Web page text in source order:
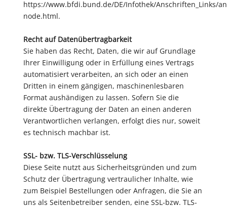
https://www.bfdi.bund.de/DE/Infothek/Anschriften_Links/
node.html.
Recht auf Datenübertragbarkeit
Sie haben das Recht, Daten, die wir auf Grundlage
Ihrer Einwilligung oder in Erfüllung eines Vertrags
automatisiert verarbeiten, an sich oder an einen
Dritten in einem gängigen, maschinenlesbaren
Format aushändigen zu lassen. Sofern Sie die
direkte Übertragung der Daten an einen anderen
Verantwortlichen verlangen, erfolgt dies nur, soweit
es technisch machbar ist.
SSL- bzw. TLS-Verschlüsselung
Diese Seite nutzt aus Sicherheitsgründen und zum
Schutz der Übertragung vertraulicher Inhalte, wie
zum Beispiel Bestellungen oder Anfragen, die Sie an
uns als Seitenbetreiber senden, eine SSL-bzw. TLS-